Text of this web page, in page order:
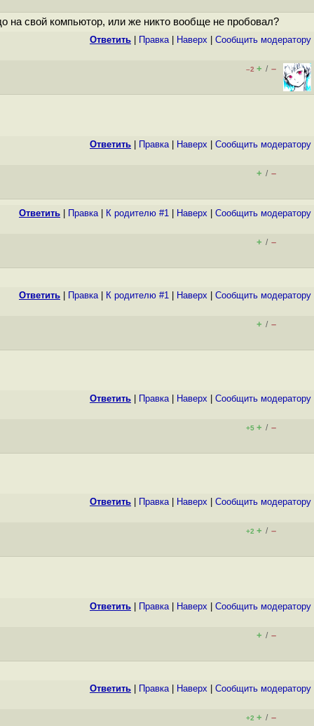
на свой компьютор, или же никто вообще не пробовал?
Ответить Правка| Наверх Cообщить модератору
–2 + / –
Ответить Правка| Наверх Cообщить модератору
+ / –
Ответить Правка| К родителю #1 Наверх Cообщить модератору
+ / –
Ответить Правка| К родителю #1 Наверх Cообщить модератору
+ / –
Ответить Правка| Наверх Cообщить модератору
+5 + / –
Ответить Правка| Наверх Cообщить модератору
+2 + / –
Ответить Правка| Наверх Cообщить модератору
+ / –
Ответить Правка| Наверх Cообщить модератору
+2 + / –